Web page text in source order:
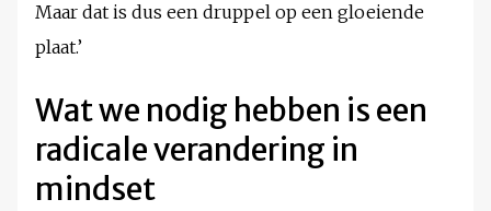
Maar dat is dus een druppel op een gloeiende
plaat.’
Wat we nodig hebben is een
radicale verandering in
mindset